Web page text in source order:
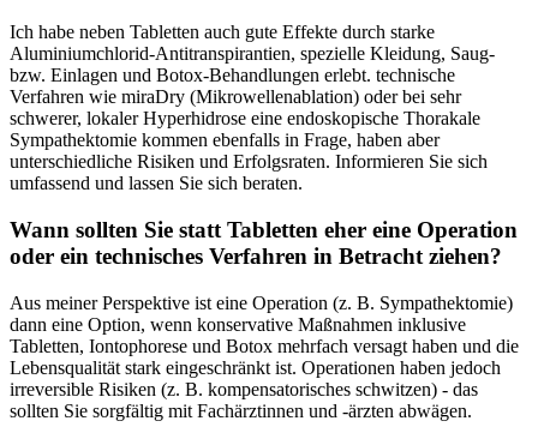
Ich habe neben Tabletten auch gute Effekte ⁢durch starke
Aluminiumchlorid-Antitranspirantien, spezielle Kleidung, Saug-
bzw. Einlagen und ⁢Botox-Behandlungen erlebt. technische
Verfahren wie miraDry (Mikrowellenablation) oder bei sehr
schwerer, lokaler Hyperhidrose eine endoskopische⁣ Thorakale
Sympathektomie kommen ebenfalls in Frage, haben‌ aber⁢
unterschiedliche ‌Risiken und Erfolgsraten. Informieren Sie sich
umfassend und lassen Sie sich beraten.
Wann sollten Sie statt Tabletten eher eine Operation⁣
oder ein technisches Verfahren in Betracht ziehen?
Aus⁢ meiner Perspektive ist eine Operation (z. B. Sympathektomie)
⁣dann eine Option, wenn konservative Maßnahmen inklusive⁣
Tabletten, Iontophorese und Botox mehrfach ⁣versagt‌ haben‍ und⁤ die
Lebensqualität stark eingeschränkt ist. Operationen haben jedoch
irreversible Risiken (z. B.⁣ kompensatorisches schwitzen) ‍- das ​
sollten‍ Sie sorgfältig mit Fachärztinnen und⁣ -ärzten abwägen.